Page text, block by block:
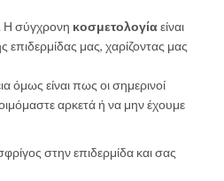
Η σύγχρονη κοσμετολογίαείναι
μας, χαρίζοντας μας
όμως είναι πως οι σημερινοί
αρκετά ή να μην έχουμε
στην επιδερμίδα και σας